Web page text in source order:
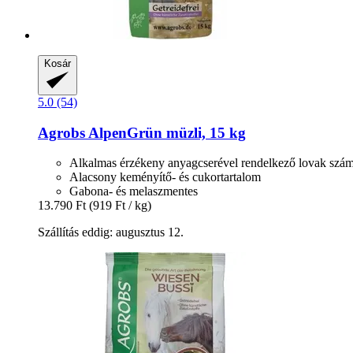
Kosár
5.0 (54)
Agrobs AlpenGrün müzli, 15 kg
Alkalmas érzékeny anyagcserével rendelkező lovak
Alacsony keményítő- és cukortartalom
Gabona- és melaszmentes
13.790 Ft (919 Ft / kg)
Szállítás eddig: augusztus 12.